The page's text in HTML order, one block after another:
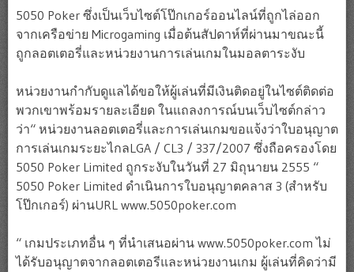
5050 Poker ซึ่งเป็นเว็บไซต์โป๊กเกอร์ออนไลน์ที่ถูกไล่ออก
จากเครือข่าย Microgaming เมื่อต้นสัปดาห์ที่ผ่านมาขณะนี้
ถูกลอตเตอรี่และหน่วยงานการเล่นเกมในมอลตาระงับ
หน่วยงานกำกับดูแลได้ขอให้ผู้เล่นที่มีเงินติดอยู่ในไซต์ติดต่อ
พวกเขาพร้อมรายละเอียด ในแถลงการณ์บนเว็บไซต์กล่าว
ว่า“ หน่วยงานลอตเตอรี่และการเล่นเกมขอแจ้งว่าใบอนุญาต
การเล่นเกมระยะไกลLGA / CL3 / 337/2007 ซึ่งถือครองโดย
5050 Poker Limited ถูกระงับในวันที่ 27 มิถุนายน 2555 “
5050 Poker Limited ดำเนินการใบอนุญาตคลาส 3 (สำหรับ
โป๊กเกอร์) ผ่านURL www.5050poker.com
“ เกมประเภทอื่น ๆ ที่นำเสนอผ่าน www.5050poker.com ไม่
ได้รับอนุญาตจากลอตเตอรีและหน่วยงานเกม ผู้เล่นที่คิดว่ามี